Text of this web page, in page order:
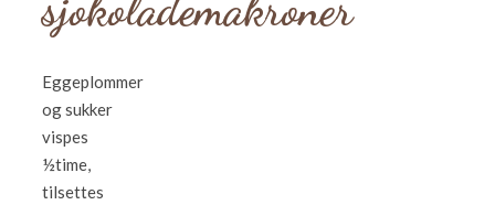
Eggeplommer
og sukker
vispes
½time,
tilsettes